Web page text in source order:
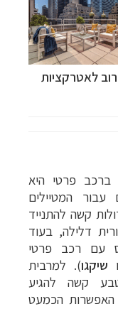
לאטרקציות
ברכב פרטי היא
המטיילים
קשה להתנייד
דלילה, בעוד
עם רכב פרטי
שיקגו). למרבית
קשה להגיע
האפשרות הכמעט